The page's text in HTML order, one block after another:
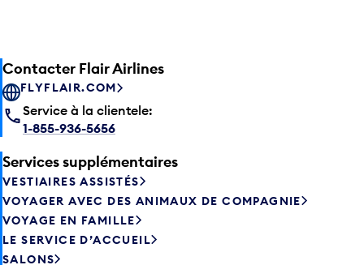
Contacter Flair Airlines
FLYFLAIR.COM
Service à la clientele:
1-855-936-5656
Services supplémentaires
VESTIAIRES ASSISTÉS
VOYAGER AVEC DES ANIMAUX DE COMPAGNIE
VOYAGE EN FAMILLE
LE SERVICE D’ACCUEIL
SALONS